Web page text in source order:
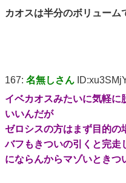
カオスは半分のボリューム
167: 名無しさん
イベカオスみたいに気軽に
いいんだが
ゼロシスの方はまず目的の
バフもきついの引くと完走
にならんからマゾいときつ